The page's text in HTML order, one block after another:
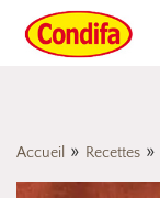
Accueil » Recettes »